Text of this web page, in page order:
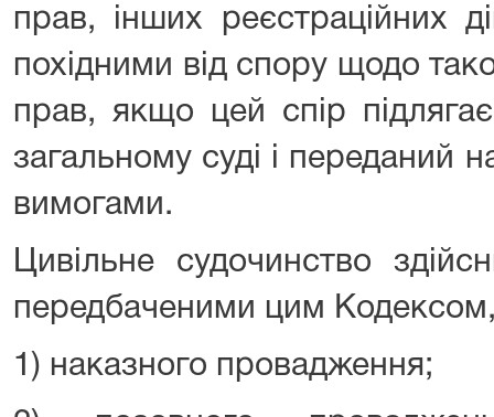
прав, інших реєстраційних
похідними від спору щодо
прав, якщо цей спір
загальному суді і переданий
вимогами.
Цивільне судочинство
передбаченими цим
1) наказного провадження;